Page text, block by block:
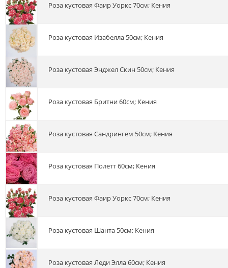
роза кустовая Фаир Уоркс 70см; Кения
роза кустовая Изабелла 50см; Кения
роза кустовая Энджел Скин 50см; Кения
роза кустовая Бритни 60см; Кения
роза кустовая Сандрингем 50см; Кения
роза кустовая Полетт 60см; Кения
роза кустовая Фаир Уоркс 70см; Кения
роза кустовая Шанта 50см; Кения
роза кустовая Леди Элла 60см; Кения